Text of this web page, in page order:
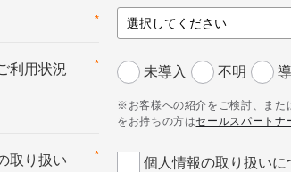
*
*
利用状況 未導入 不明
※お客様への紹介をご検討、また
をお持ちの方はセールスパートナ
*
取り扱い 個人情報の取り扱いに